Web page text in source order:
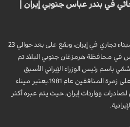
في بندر عباس جنوبي إيران |
يعد ميناء الشهيد رجائي أكبر ميناء تجاري في إيران، ويقع على بعد حوالي 23
في محافظة هرمزغان جنوبي البلاد.تم
الميناء في عام 1985، وسُمّي باسم رئيس الوزراء الإيراني الأسبق
محمد علي رجائي الذي اغتيل على زمرة المنافقين عام 1981.يعتبر ميناء
لصادرات وواردات إيران، حيث يتم عبره أكثر